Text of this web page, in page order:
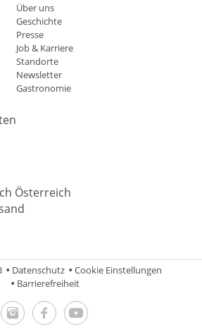
Über uns
Geschichte
Presse
Job & Karriere
Standorte
Newsletter
Gastronomie
Österreich
Datenschutz
Cookie Einstellungen
Barrierefreiheit